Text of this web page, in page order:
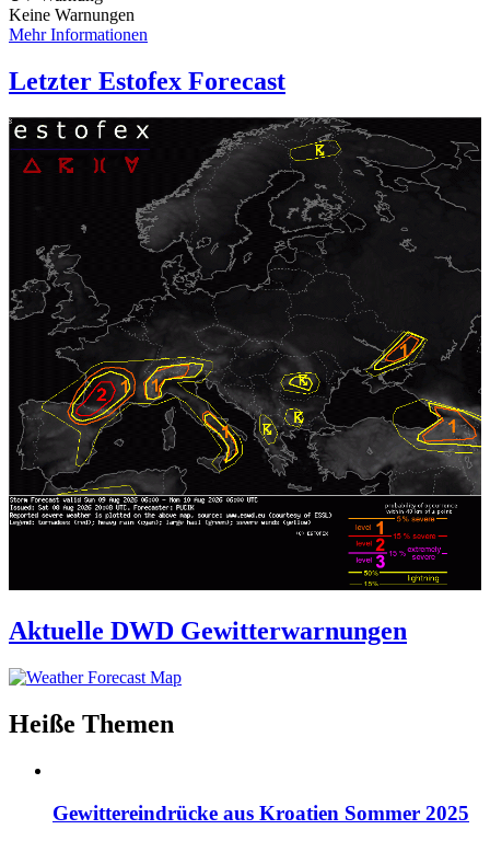
Keine Warnungen
Mehr Informationen
Letzter Estofex Forecast
Aktuelle DWD Gewitterwarnungen
Heiße Themen
Gewittereindrücke aus Kroatien Sommer 2025